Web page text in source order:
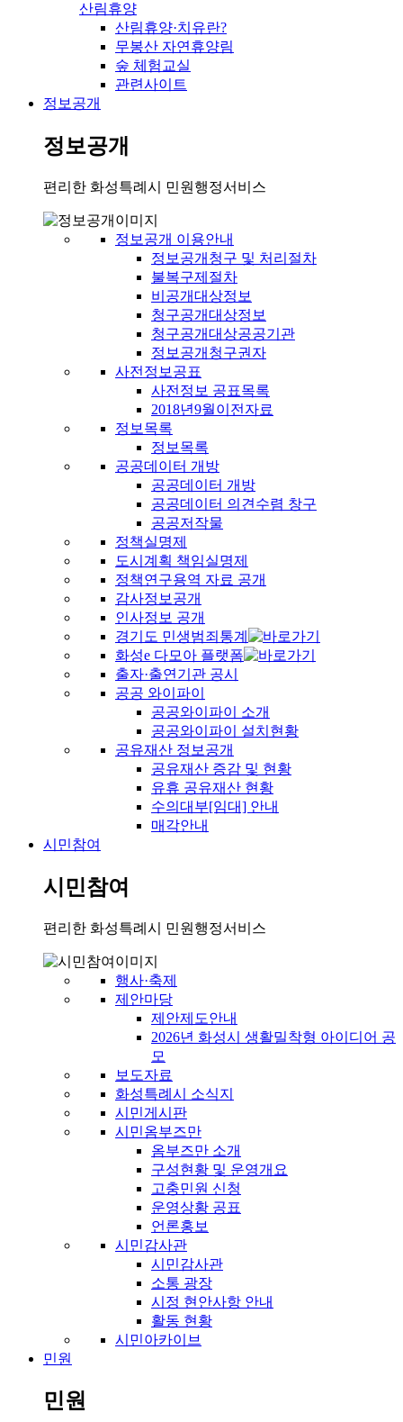
산림휴양
산림휴양·치유란?
무봉산 자연휴양림
숲 체험교실
관련사이트
정보공개
정보공개
편리한 화성특례시 민원행정서비스
정보공개 이용안내
정보공개청구 및 처리절차
불복구제절차
비공개대상정보
청구공개대상정보
청구공개대상공공기관
정보공개청구권자
사전정보공표
사전정보 공표목록
2018년9월이전자료
정보목록
정보목록
공공데이터 개방
공공데이터 개방
공공데이터 의견수렴 창구
공공저작물
정책실명제
도시계획 책임실명제
정책연구용역 자료 공개
감사정보공개
인사정보 공개
경기도 민생범죄통계
화성e 다모아 플랫폼
출자·출연기관 공시
공공 와이파이
공공와이파이 소개
공공와이파이 설치현황
공유재산 정보공개
공유재산 증감 및 현황
유휴 공유재산 현황
수의대부[임대] 안내
매각안내
시민참여
시민참여
편리한 화성특례시 민원행정서비스
행사·축제
제안마당
제안제도안내
2026년 화성시 생활밀착형 아이디어 공
모
보도자료
화성특례시 소식지
시민게시판
시민옴부즈만
옴부즈만 소개
구성현황 및 운영개요
고충민원 신청
운영상황 공표
언론홍보
시민감사관
시민감사관
소통 광장
시정 현안사항 안내
활동 현황
시민아카이브
민원
민원